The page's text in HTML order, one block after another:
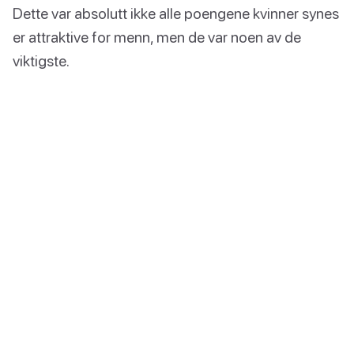
Dette var absolutt ikke alle poengene kvinner synes
er attraktive for menn, men de var noen av de
viktigste.